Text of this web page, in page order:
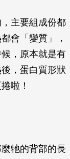
主要組成份都
會「變質」，
，原本就是有
，蛋白質形狀
啦！
牠的背部的長